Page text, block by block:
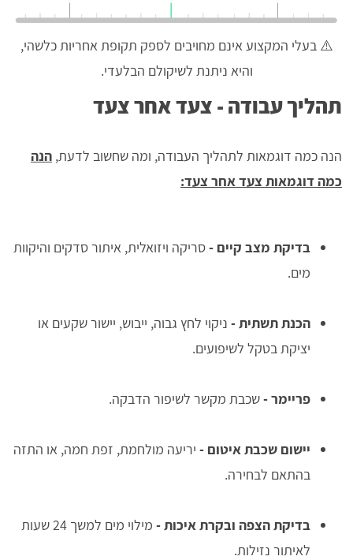
⚠️ בעלי המקצוע אינם מחויבים לספק תקופת אחריות כלשהי,
והיא ניתנת לשיקולם הבלעדי.
תהליך עבודה - צעד אחר צעד
הנה כמה דוגמאות לתהליך העבודה, ומה שחשוב לדעת, הנה
כמה דוגמאות צעד אחר צעד:
בדיקת מצב קיים -סריקה ויזואלית, איתור סדקים והיקוות
מים.
הכנת תשתית- ניקוי לחץ גבוה, ייבוש, יישור שקעים או
יציקת בטקל לשיפועים.
פריימר-שכבת מקשר לשיפור הדבקה.
יישום שכבת איטום - יריעה מולחמת, זפת חמה, או התזה
בהתאם לבחירה.
בדיקת הצפה ובקרת איכות-
מילוי מים למשך 24 שעות
לאיתור נזילות.